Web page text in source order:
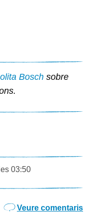
Bosch sobre
03:50
Veure comentaris